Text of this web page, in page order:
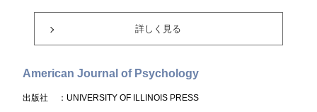
詳しく見る
American Journal of Psychology
出版社 ：UNIVERSITY OF ILLINOIS PRESS